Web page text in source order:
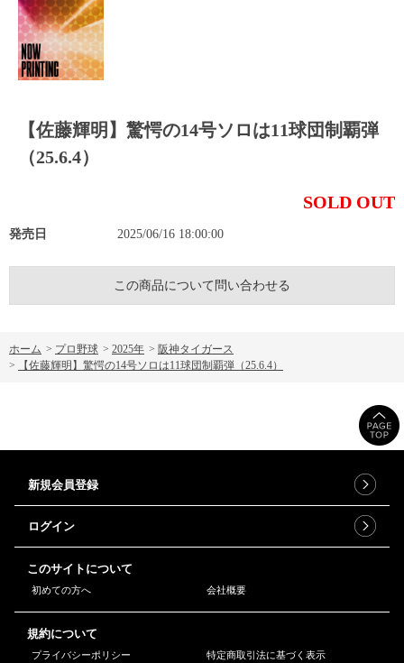
【佐藤輝明】驚愕の14号ソロは11球団制覇弾
（25.6.4）
SOLD OUT
発売日 2025/06/16 18:00:00
この商品について問い合わせる
ホーム > プロ野球 > 2025年 > 阪神タイガース
>
【佐藤輝明】驚愕の14号ソロは11球団制覇弾（25.6.4）
新規会員登録
ログイン
このサイトについて
初めての方へ 会社概要
規約について
プライバシーポリシー 特定商取引法に基づく表示